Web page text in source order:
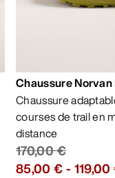
Chaussure
Chaussure
courses de trail en
distance
170,00 €
85,00 €-